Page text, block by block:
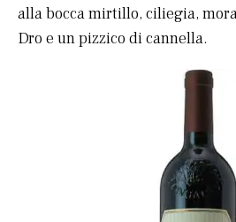
alla bocca mirtillo, ciliegia,
Dro e un pizzico di cannella.